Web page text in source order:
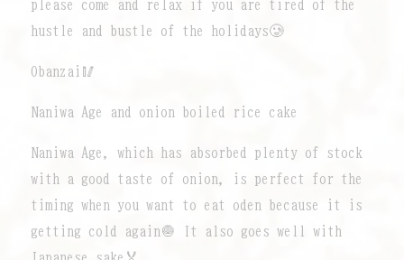
please come and relax if you are tired of the
hustle and bustle of the holidays🥲
Obanzai🥢
Naniwa Age and onion boiled rice cake
Naniwa Age, which has absorbed plenty of stock
with a good taste of onion, is perfect for the
timing when you want to eat oden because it is
getting cold again🧅 It also goes well with